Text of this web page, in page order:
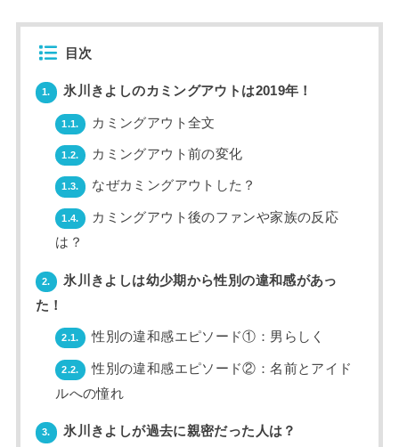
目次
1. 氷川きよしのカミングアウトは2019年！
1.1. カミングアウト全文
1.2. カミングアウト前の変化
1.3. なぜカミングアウトした？
1.4.
カミングアウト後のファンや家族の反応
は？
2.
氷川きよしは幼少期から性別の違和感があっ
た！
2.1. 性別の違和感エピソード①：男らしく
2.2.
性別の違和感エピソード②：名前とアイド
ルへの憧れ
3. 氷川きよしが過去に親密だった人は？